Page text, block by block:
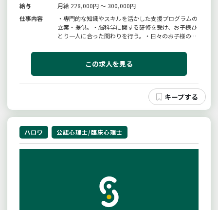
給与
月給 228,000円 ～ 300,000円
仕事内容
・専門的な知識やスキルを活かした支援プログラムの
立案・提供。・脳科学に関する研修を受け、お子様ひ
とり一人に合った関わりを行う。・日々のお子様の成
やお子様が通う園との連携を行う。・ご家庭での関わ
りについて保護者にアドバイスをする。・日報の作
この求人を見る
ハロワ 公認心理士/臨床心理士